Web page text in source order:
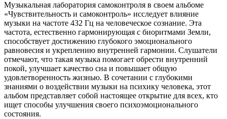
Музыкальная лаборатория самоконтроля в своем альбоме
«Чувствительность и самоконтроль» исследует влияние
музыки на частоте 432 Гц на человеческое сознание. Эта
частота, естественно гармонирующая с биоритмами Земли,
способствует достижению глубокого эмоционального
равновесия и укреплению внутренней гармонии. Слушатели
отмечают, что такая музыка помогает обрести внутренний
покой, улучшает качество сна и повышает общую
удовлетворенность жизнью. В сочетании с глубокими
знаниями о воздействии музыки на психику человека, этот
альбом представляет собой настоящее открытие для всех, кто
ищет способы улучшения своего психоэмоционального
состояния.